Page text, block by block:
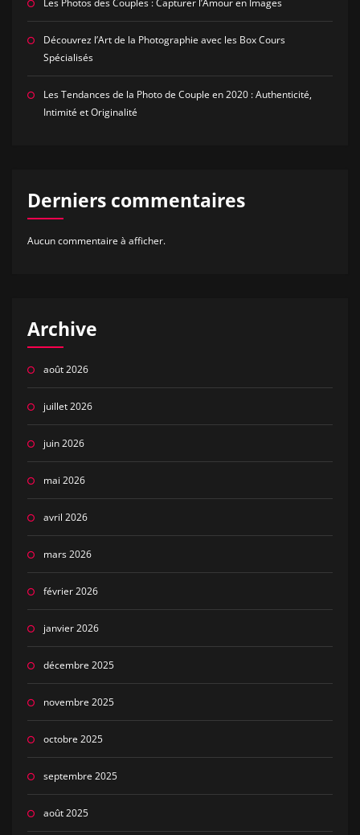
Les Photos des Couples : Capturer l’Amour en Images
Découvrez l’Art de la Photographie avec les Box Cours
Spécialisés
Les Tendances de la Photo de Couple en 2020 : Authenticité,
Intimité et Originalité
Derniers commentaires
Aucun commentaire à afficher.
Archive
août 2026
juillet 2026
juin 2026
mai 2026
avril 2026
mars 2026
février 2026
janvier 2026
décembre 2025
novembre 2025
octobre 2025
septembre 2025
août 2025